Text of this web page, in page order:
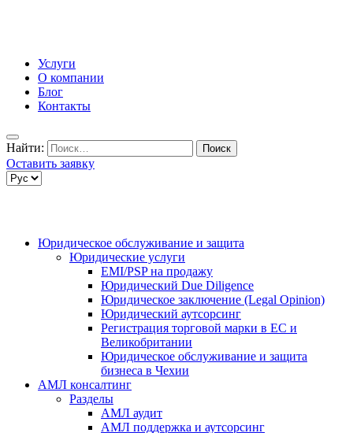
Услуги
О компании
Блог
Контакты
Найти:
Оставить заявку
Юридическое обслуживание и защита
Юридические услуги
EMI/PSP на продажу
Юридический Due Diligence
Юридическое заключение (Legal Opinion)
Юридический аутсорсинг
Регистрация торговой марки в ЕС и
Великобритании
Юридическое обслуживание и защита
бизнеса в Чехии
АМЛ консалтинг
Разделы
АМЛ аудит
АМЛ поддержка и аутсорсинг